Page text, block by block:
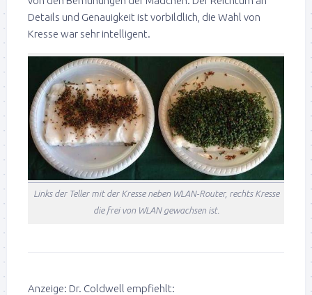
Details und Genauigkeit ist vorbildlich, die Wahl von
Kresse war sehr intelligent.
Links der Teller mit der Kresse neben WLAN-Router, rechts Kresse
die frei von WLAN gewachsen ist.
Anzeige: Dr. Coldwell empfiehlt: